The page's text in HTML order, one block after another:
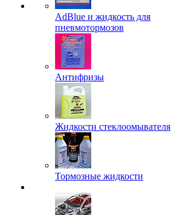
AdBlue и жидкость для
пневмотормозов
Антифризы
Жидкости стеклоомывателя
Тормозные жидкости